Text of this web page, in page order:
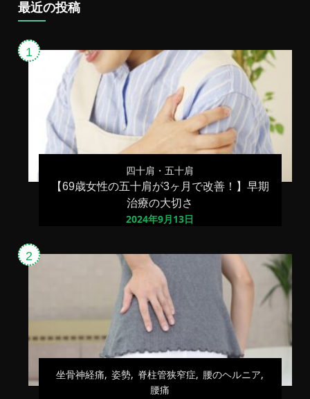
最近の投稿
四十肩・五十肩
【69歳女性の五十肩が3ヶ月で改善！】早期
治療の大切さ
2024年9月13日
坐骨神経痛 姿勢 脊柱管狭窄症
腰のヘルニア
腰痛